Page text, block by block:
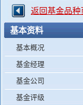
返回基金品种
基本资料
基本概况
基金经理
基金公司
基金评级